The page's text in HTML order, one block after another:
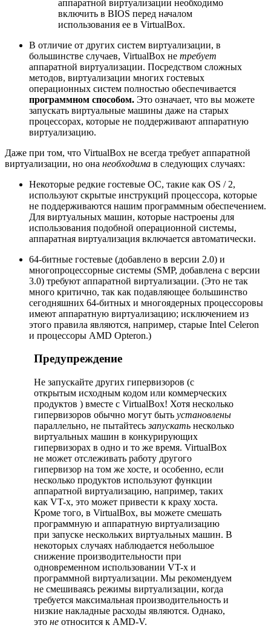
аппаратной виртуализации необходимо
включить в BIOS перед началом
использования ее в VirtualBox.
В отличие от других систем виртуализации, в
большинстве случаев, VirtualBox не требует
аппаратной виртуализации. Посредством сложных
методов, виртуализации многих гостевых
операционных систем полностью обеспечивается
программном способом. Это означает, что вы можете
запускать виртуальные машины даже на старых
процессорах, которые не поддерживают аппаратную
виртуализацию.
Даже при том, что VirtualBox не всегда требует аппаратной
виртуализации, но она необходима в следующих случаях:
Некоторые редкие гостевые ОС, такие как OS / 2,
используют скрытые инструкций процессора, которые
не поддерживаются нашим программным обеспечением.
Для виртуальных машин, которые настроены для
использования подобной операционной системы,
аппаратная виртуализация включается автоматически.
64-битные гостевые (добавлено в версии 2.0) и
многопроцессорные системы (SMP, добавлена ​​с версии
3.0) требуют аппаратной виртуализации. (Это не так
много критично, так как подавляющее большинство
сегодняшних 64-битных и многоядерных процессоровы
имеют аппаратную виртуализацию; исключением из
этого правила являются, например, старые Intel Celeron
и процессоры AMD Opteron.)
Предупреждение
Не запускайте других гипервизоров (с
открытым исходным кодом или коммерческих
продуктов ) вместе с VirtualBox! Хотя несколько
гипервизоров обычно могут быть установлены
параллельно, не пытайтесьзапускать несколько
виртуальных машин в конкурирующих
гипервизорах в одно и то же время. VirtualBox
не может отслеживать работу другого
гипервизор на том же хосте, и особенно, если
несколько продуктов используют функции
аппаратной виртуализацию, например, таких
как VT-х, это может привести к краху хоста.
Кроме того, в VirtualBox, вы можете смешать
программную и аппаратную виртуализацию
при запуске нескольких виртуальных машин. В
некоторых случаях наблюдается небольшое
снижение производительности при
одновременном использовании VT-х и
программной виртуализации. Мы рекомендуем
не смешиваясь режимы виртуализации, когда
требуется максимальная производительность и
низкие накладные расходы являются. Однако,
это не относится к AMD-V.